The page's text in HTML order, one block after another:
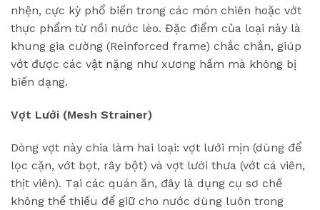
nhện, cực kỳ phổ biến trong các món chiên hoặc vớt
thực phẩm từ nồi nước lèo. Đặc điểm của loại này là
khung gia cường (Reinforced frame) chắc chắn, giúp
vớt được các vật nặng như xương hầm mà không bị
biến dạng.
Vợt Lưới (Mesh Strainer)
Dòng vợt này chia làm hai loại: vợt lưới mịn (dùng để
lọc cặn, vớt bọt, rây bột) và vợt lưới thưa (vớt cá viên,
thịt viên). Tại các quán ăn, đây là dụng cụ sơ chế
không thể thiếu để giữ cho nước dùng luôn trong